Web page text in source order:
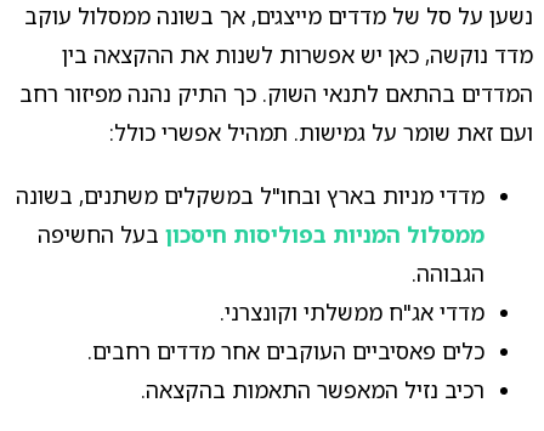
נשען על סל של מדדים מייצגים, אך בשונה ממסלול עוקב
מדד נוקשה, כאן יש אפשרות לשנות את ההקצאה בין
המדדים בהתאם לתנאי השוק. כך התיק נהנה מפיזור רחב
ועם זאת שומר על גמישות. תמהיל אפשרי כולל:
מדדי מניות בארץ ובחו"ל במשקלים משתנים, בשונה
ממסלול המניות בפוליסות חיסכוןבעל החשיפה
הגבוהה.
מדדי אג"ח ממשלתי וקונצרני.
כלים פאסיביים העוקבים אחר מדדים רחבים.
רכיב נזיל המאפשר התאמות בהקצאה.